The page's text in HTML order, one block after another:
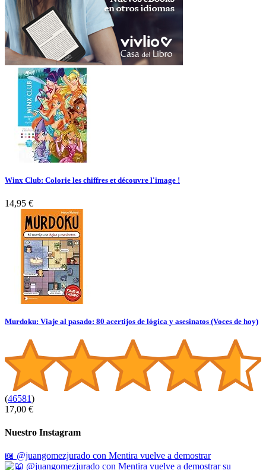
Winx Club: Colorie les chiffres et découvre l'image !
14,95 €
Murdoku: Viaje al pasado: 80 acertijos de lógica y asesinatos (Voces de hoy)
(46581)
17,00 €
Nuestro Instagram
📖 @juangomezjurado con Mentira vuelve a demostrar